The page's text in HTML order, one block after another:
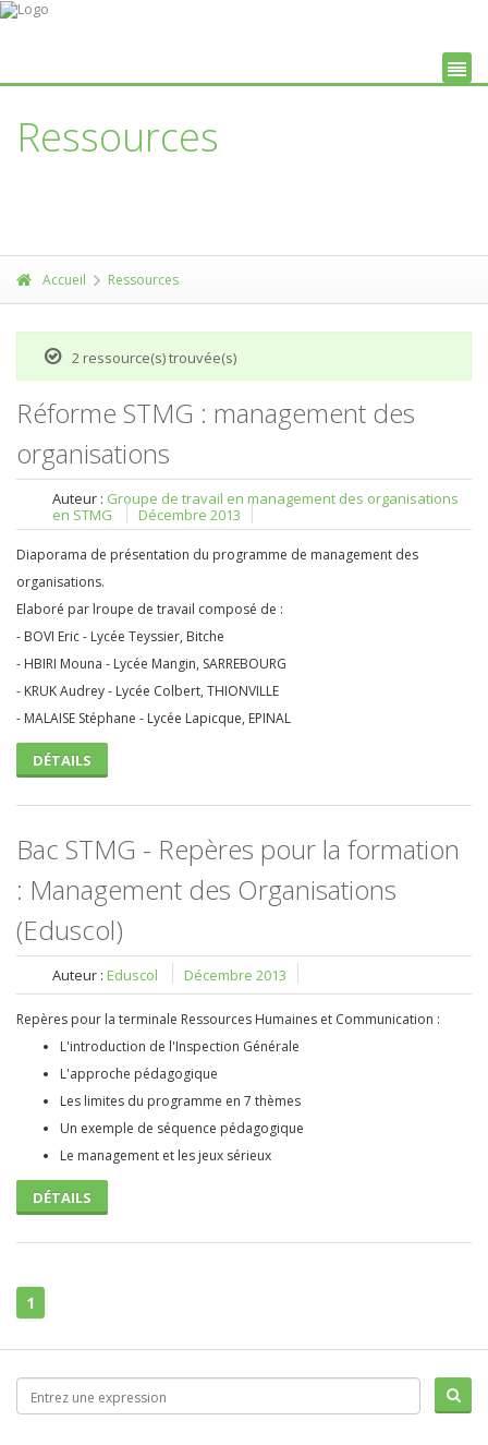
Ressources
Accueil Ressources
2 ressource(s) trouvée(s)
Réforme STMG : management des
organisations
Auteur : Groupe de travail en management des organisations
en STMG
Décembre 2013
Diaporama de présentation du programme de management des
organisations.
Elaboré par lroupe de travail composé de :
- BOVI Eric - Lycée Teyssier, Bitche
- HBIRI Mouna - Lycée Mangin, SARREBOURG
- KRUK Audrey - Lycée Colbert, THIONVILLE
- MALAISE Stéphane - Lycée Lapicque, EPINAL
DÉTAILS
Bac STMG - Repères pour la formation
: Management des Organisations
(Eduscol)
Auteur : Eduscol Décembre 2013
Repères pour la terminale Ressources Humaines et Communication :
L'introduction de l'Inspection Générale
L'approche pédagogique
Les limites du programme en 7 thèmes
Un exemple de séquence pédagogique
Le management et les jeux sérieux
DÉTAILS
1